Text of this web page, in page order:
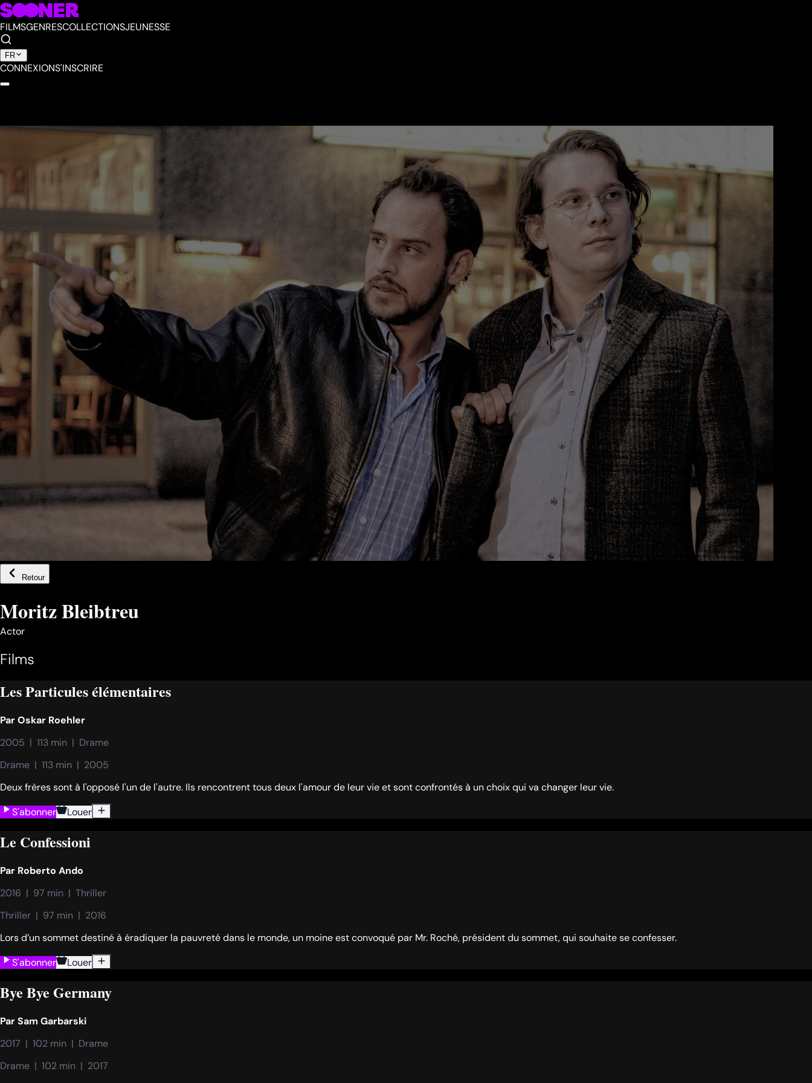
FILMSGENRESCOLLECTIONSJEUNESSE
FR
CONNEXIONS'INSCRIRE
Retour
Moritz Bleibtreu
Actor
Films
Les Particules élémentaires
ParOskar Roehler
2005  |  113 min  |  Drame
Drame  |  113 min  |  2005
Deux frères sont à l'opposé l'un de l'autre. Ils rencontrent tous deux l'amour de leur vie et sont confrontés à un choix qui va changer leur vie.
S'abonner
Louer
Le Confessioni
Par Roberto Ando
2016  |  97 min  |  Thriller
Thriller  |  97 min  |  2016
Lors d’un sommet destiné à éradiquer la pauvreté dans le monde, un moine est convoqué par Mr. Roché, président du sommet, qui souhaite se confesser.
S'abonner
Louer
Bye Bye Germany
ParSam Garbarski
2017  |  102 min  |  Drame
Drame  |  102 min  |  2017